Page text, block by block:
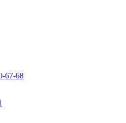
67-68